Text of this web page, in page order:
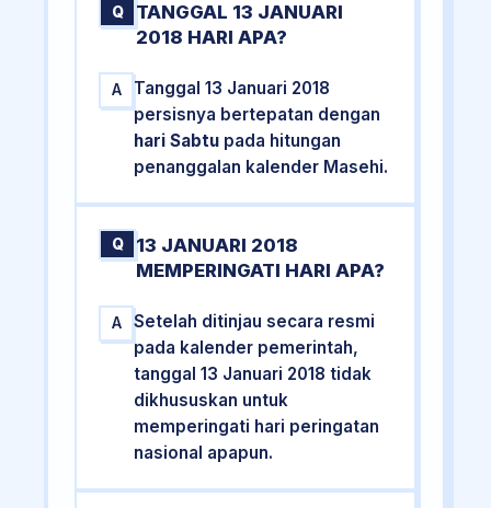
Q
TANGGAL 13 JANUARI
2018 HARI APA?
A
Tanggal 13 Januari 2018
persisnya bertepatan dengan
hari Sabtu pada hitungan
penanggalan kalender Masehi.
Q
13 JANUARI 2018
MEMPERINGATI HARI APA?
A
Setelah ditinjau secara resmi
pada kalender pemerintah,
tanggal 13 Januari 2018 tidak
dikhususkan untuk
memperingati hari peringatan
nasional apapun.